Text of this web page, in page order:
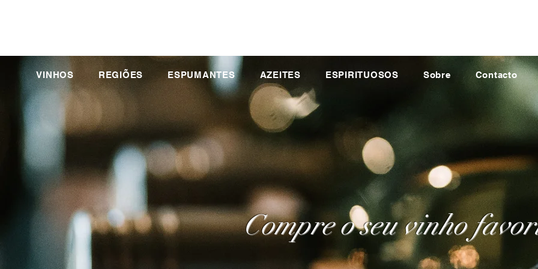
VINHOS REGIÕES ESPUMANTES AZEITES ESPIRITUOSOS Sobre Contacto
Compre o seu vinho